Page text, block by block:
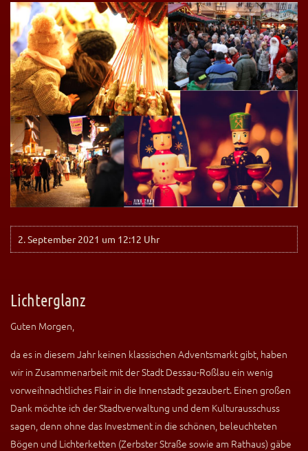
2. September 2021 um 12:12 Uhr
Lichterglanz
Guten Morgen,
da es in diesem Jahr keinen klassischen Adventsmarkt gibt, haben
wir in Zusammenarbeit mit der Stadt Dessau-Roßlau ein wenig
vorweihnachtliches Flair in die Innenstadt gezaubert. Einen großen
Dank möchte ich der Stadtverwaltung und dem Kulturausschuss
sagen, denn ohne das Investment in die schönen, beleuchteten
Bögen und Lichterketten (Zerbster Straße sowie am Rathaus) gäbe